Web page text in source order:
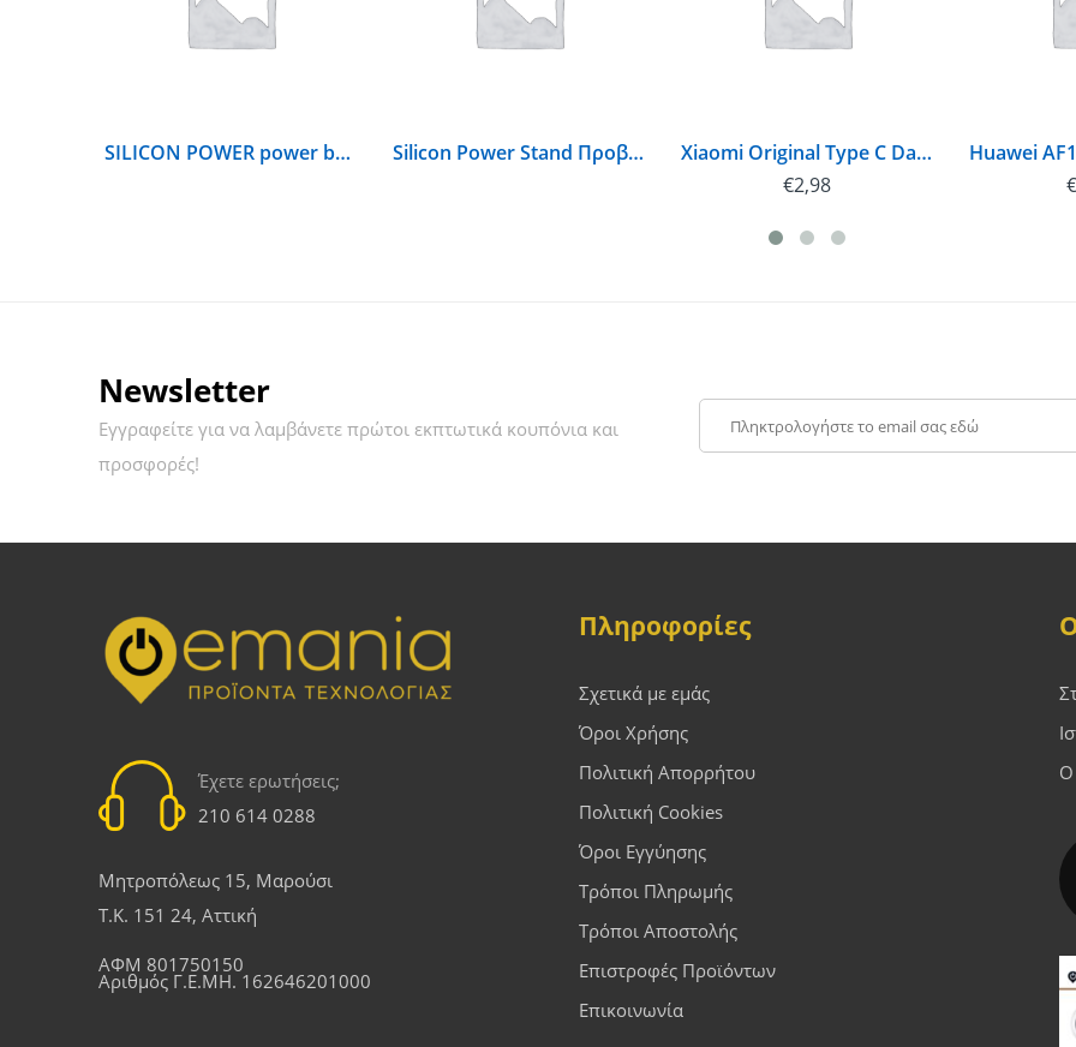
SILICON POWER power bank S105, 10000mAh, USB, Lightning/Micro input, ροζ | SP10KMAPBK105P0P Silicon Power Stand Προβολής
Xiaomi Original Type C Data Cable White (Bulk)
€2,98 €
Newsletter
Εγγραφείτε για να λαμβάνετε πρώτοι εκπτωτικά κουπόνια και
προσφορές!
Έχετε ερωτήσεις;
210 614 0288
Μητροπόλεως 15, Μαρούσι
Τ.Κ. 151 24, Αττική
ΑΦΜ 801750150
Αριθμός Γ.Ε.ΜΗ. 162646201000
Πληροφορίες
Σχετικά με εμάς
Όροι Χρήσης
Πολιτική Απορρήτου
Πολιτική Cookies
Όροι Εγγύησης
Τρόποι Πληρωμής
Τρόποι Αποστολής
Επιστροφές Προϊόντων
Επικοινωνία
Ο